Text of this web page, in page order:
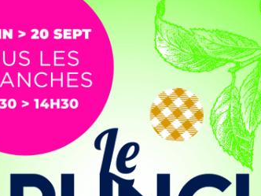
à Cherbourg. Score final : 29-26. Après sa